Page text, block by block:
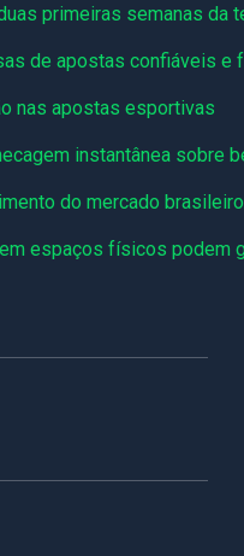
primeiras semanas da
de apostas confiáveis e
nas apostas esportivas
instantânea sobre
do mercado
espaços físicos podem